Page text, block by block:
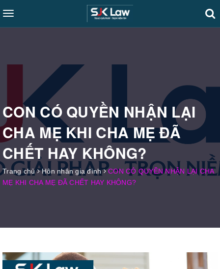
Toggle
navigation
CON CÓ QUYỀN NHẬN LẠI
CHA MẸ KHI CHA MẸ ĐÃ
CHẾT HAY KHÔNG?
Trang chủ Hôn nhân gia đình
CON CÓ QUYỀN NHẬN LẠI CHA
MẸ KHI CHA MẸ ĐÃ CHẾT HAY KHÔNG?